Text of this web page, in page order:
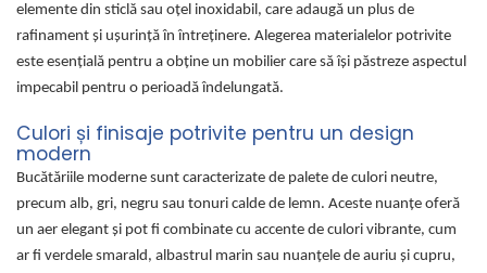
elemente din sticlă sau oțel inoxidabil, care adaugă un plus de
rafinament și ușurință în întreținere. Alegerea materialelor potrivite
este esențială pentru a obține un mobilier care să își păstreze aspectul
impecabil pentru o perioadă îndelungată.
Culori și finisaje potrivite pentru un design
modern
Bucătăriile moderne sunt caracterizate de palete de culori neutre,
precum alb, gri, negru sau tonuri calde de lemn. Aceste nuanțe oferă
un aer elegant și pot fi combinate cu accente de culori vibrante, cum
ar fi verdele smarald, albastrul marin sau nuanțele de auriu și cupru,